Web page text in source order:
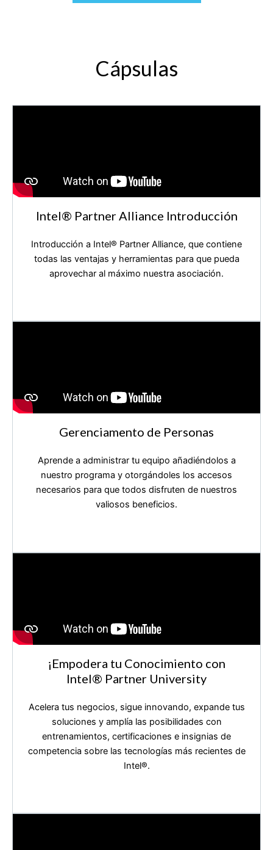
Cápsulas
Intel®️ Partner Alliance Introducción
Introducción a Intel®️ Partner Alliance, que contiene
todas las ventajas y herramientas para que pueda
aprovechar al máximo nuestra asociación.
Gerenciamento de Personas
Aprende a administrar tu equipo añadiéndolos a
nuestro programa y otorgándoles los accesos
necesarios para que todos disfruten de nuestros
valiosos beneficios.
¡Empodera tu Conocimiento con
Intel®️ Partner University
Acelera tus negocios, sigue innovando, expande tus
soluciones y amplía las posibilidades con
entrenamientos, certificaciones e insignias de
competencia sobre las tecnologías más recientes de
Intel®️.